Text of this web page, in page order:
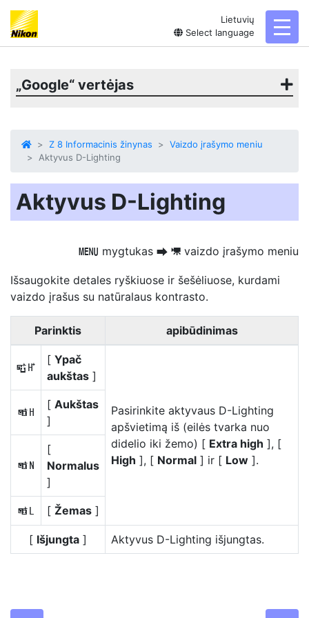
Lietuvių
Select language
„Google“ vertėjas
Z 8 Informacinis žinynas
Vaizdo įrašymo meniu
Aktyvus D-Lighting
Aktyvus D-Lighting
G mygtukas U 1 vaizdo įrašymo meniu
Išsaugokite detales ryškiuose ir šešėliuose, kurdami
vaizdo įrašus su natūralaus kontrasto.
Parinktis apibūdinimas
Z
[ Ypač
aukštas ]
Pasirinkite aktyvaus D-Lighting
apšvietimą iš (eilės tvarka nuo
didelio iki žemo) [ Extra high ], [
High ], [ Normal ] ir [ Low ].
P
[ Aukštas
]
Q
[
Normalus
]
R [ Žemas ]
[ Išjungta ] Aktyvus D-Lighting išjungtas.